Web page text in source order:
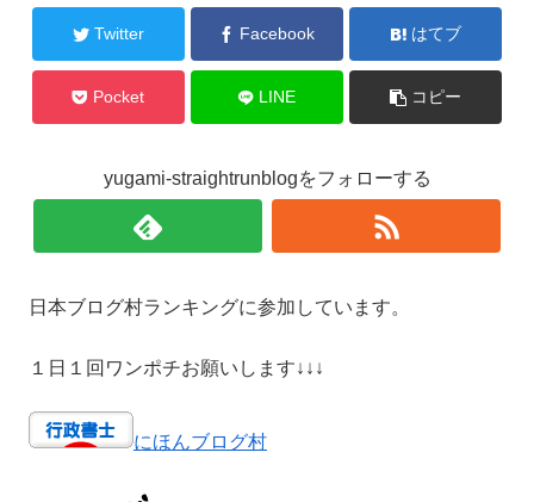
Twitter Facebook はてブ
Pocket LINE コピー
yugami-straightrunblogをフォローする
日本ブログ村ランキングに参加しています。
１日１回ワンポチお願いします↓↓↓
にほんブログ村